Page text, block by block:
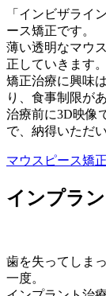
「インビザライ
ース矯正です。
薄い透明なマウ
正していきます。
矯正治療に興味
り、食事制限が
治療前に3D映像
で、納得いただ
マウスピース矯正
インプラン
歯を失ってしま
一度。